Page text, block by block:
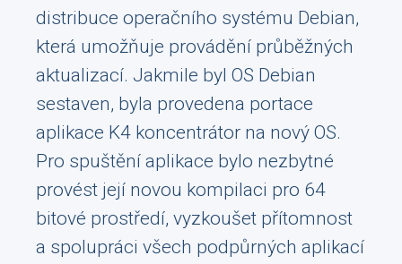
distribuce operačního systému Debian,
která umožňuje provádění průběžných
aktualizací. Jakmile byl OS Debian
sestaven, byla provedena portace
aplikace K4 koncentrátor na nový OS.
Pro spuštění aplikace bylo nezbytné
provést její novou kompilaci pro 64
bitové prostředí, vyzkoušet přítomnost
a spolupráci všech podpůrných aplikací